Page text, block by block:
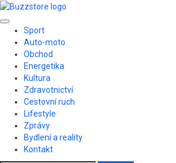
Skip
content
Primary
Menu
Sport
Auto-moto
Obchod
Energetika
Kultura
Zdravotnictví
Cestovní ruch
Lifestyle
Zprávy
Bydlení a reality
Kontakt